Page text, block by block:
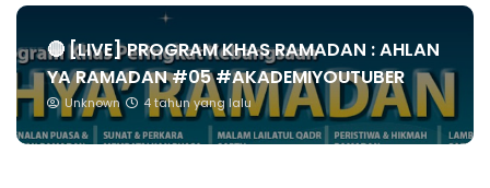
🔴 [LIVE] PROGRAM KHAS RAMADAN : AHLAN
YA RAMADAN #05 #AKADEMIYOUTUBER
Unknown 4 tahun yang lalu